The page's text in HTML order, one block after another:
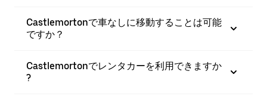
Castlemortonで車なしに移動することは可能
ですか？
Castlemortonでレンタカーを利用できますか
?